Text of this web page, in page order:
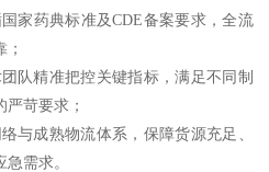
家药典标准及CDE备案要求，全流
队精准把控关键指标，满足不同制
苛要求；
与成熟物流体系，保障货源充足、
需求。